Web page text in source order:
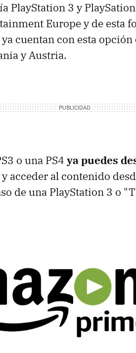
PlayStation 3 y
Europe y de esta
cuentan con esta
y Austria.
o una PS4 ya puedes
y acceder al contenido
de una PlayStation 3 o